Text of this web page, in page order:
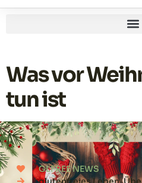
Was vor
tun ist
GLFREE NEWS